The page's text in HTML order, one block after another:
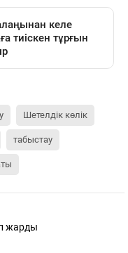
Шетелдік көлік
табыстау
жарды